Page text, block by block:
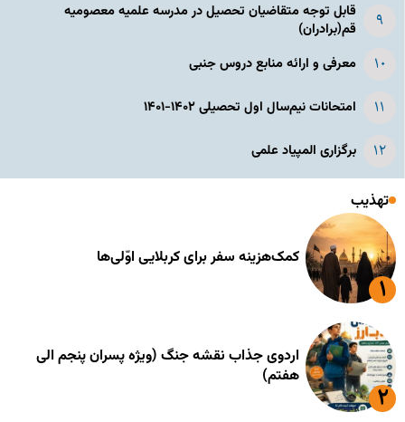
قابل توجه متقاضیان تحصیل در مدرسه علمیه معصومیه
قم(برادران)
معرفی و ارائه منابع دروس جنبی
امتحانات نیم‌سال اول تحصیلی ۱۴۰۲-۱۴۰۱
برگزاری المپیاد علمی
تهذیب
کمک‌هزینه سفر برای کربلایی اوّلی‌ها
اردوی جذاب نقشه جنگ (ویژه پسران پنجم الی
هفتم)